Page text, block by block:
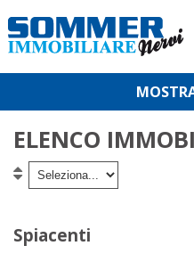
Immobili
In Vendita
In Affitto
Servizi
I Nostri Servizi
Lascia Una Richiesta
Valuta Un Immobile
Per Comprare
Introduzione All'acquisto
Caparra
Per Vendere
Ordine E Pulizia
ELENCO
Spiacenti